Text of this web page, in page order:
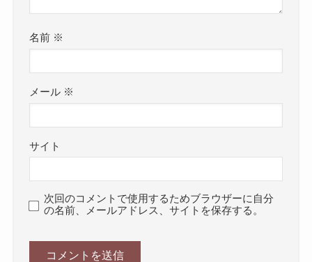
名前 ※
メール ※
サイト
次回のコメントで使用するためブラウザーに自分
の名前、メールアドレス、サイトを保存する。